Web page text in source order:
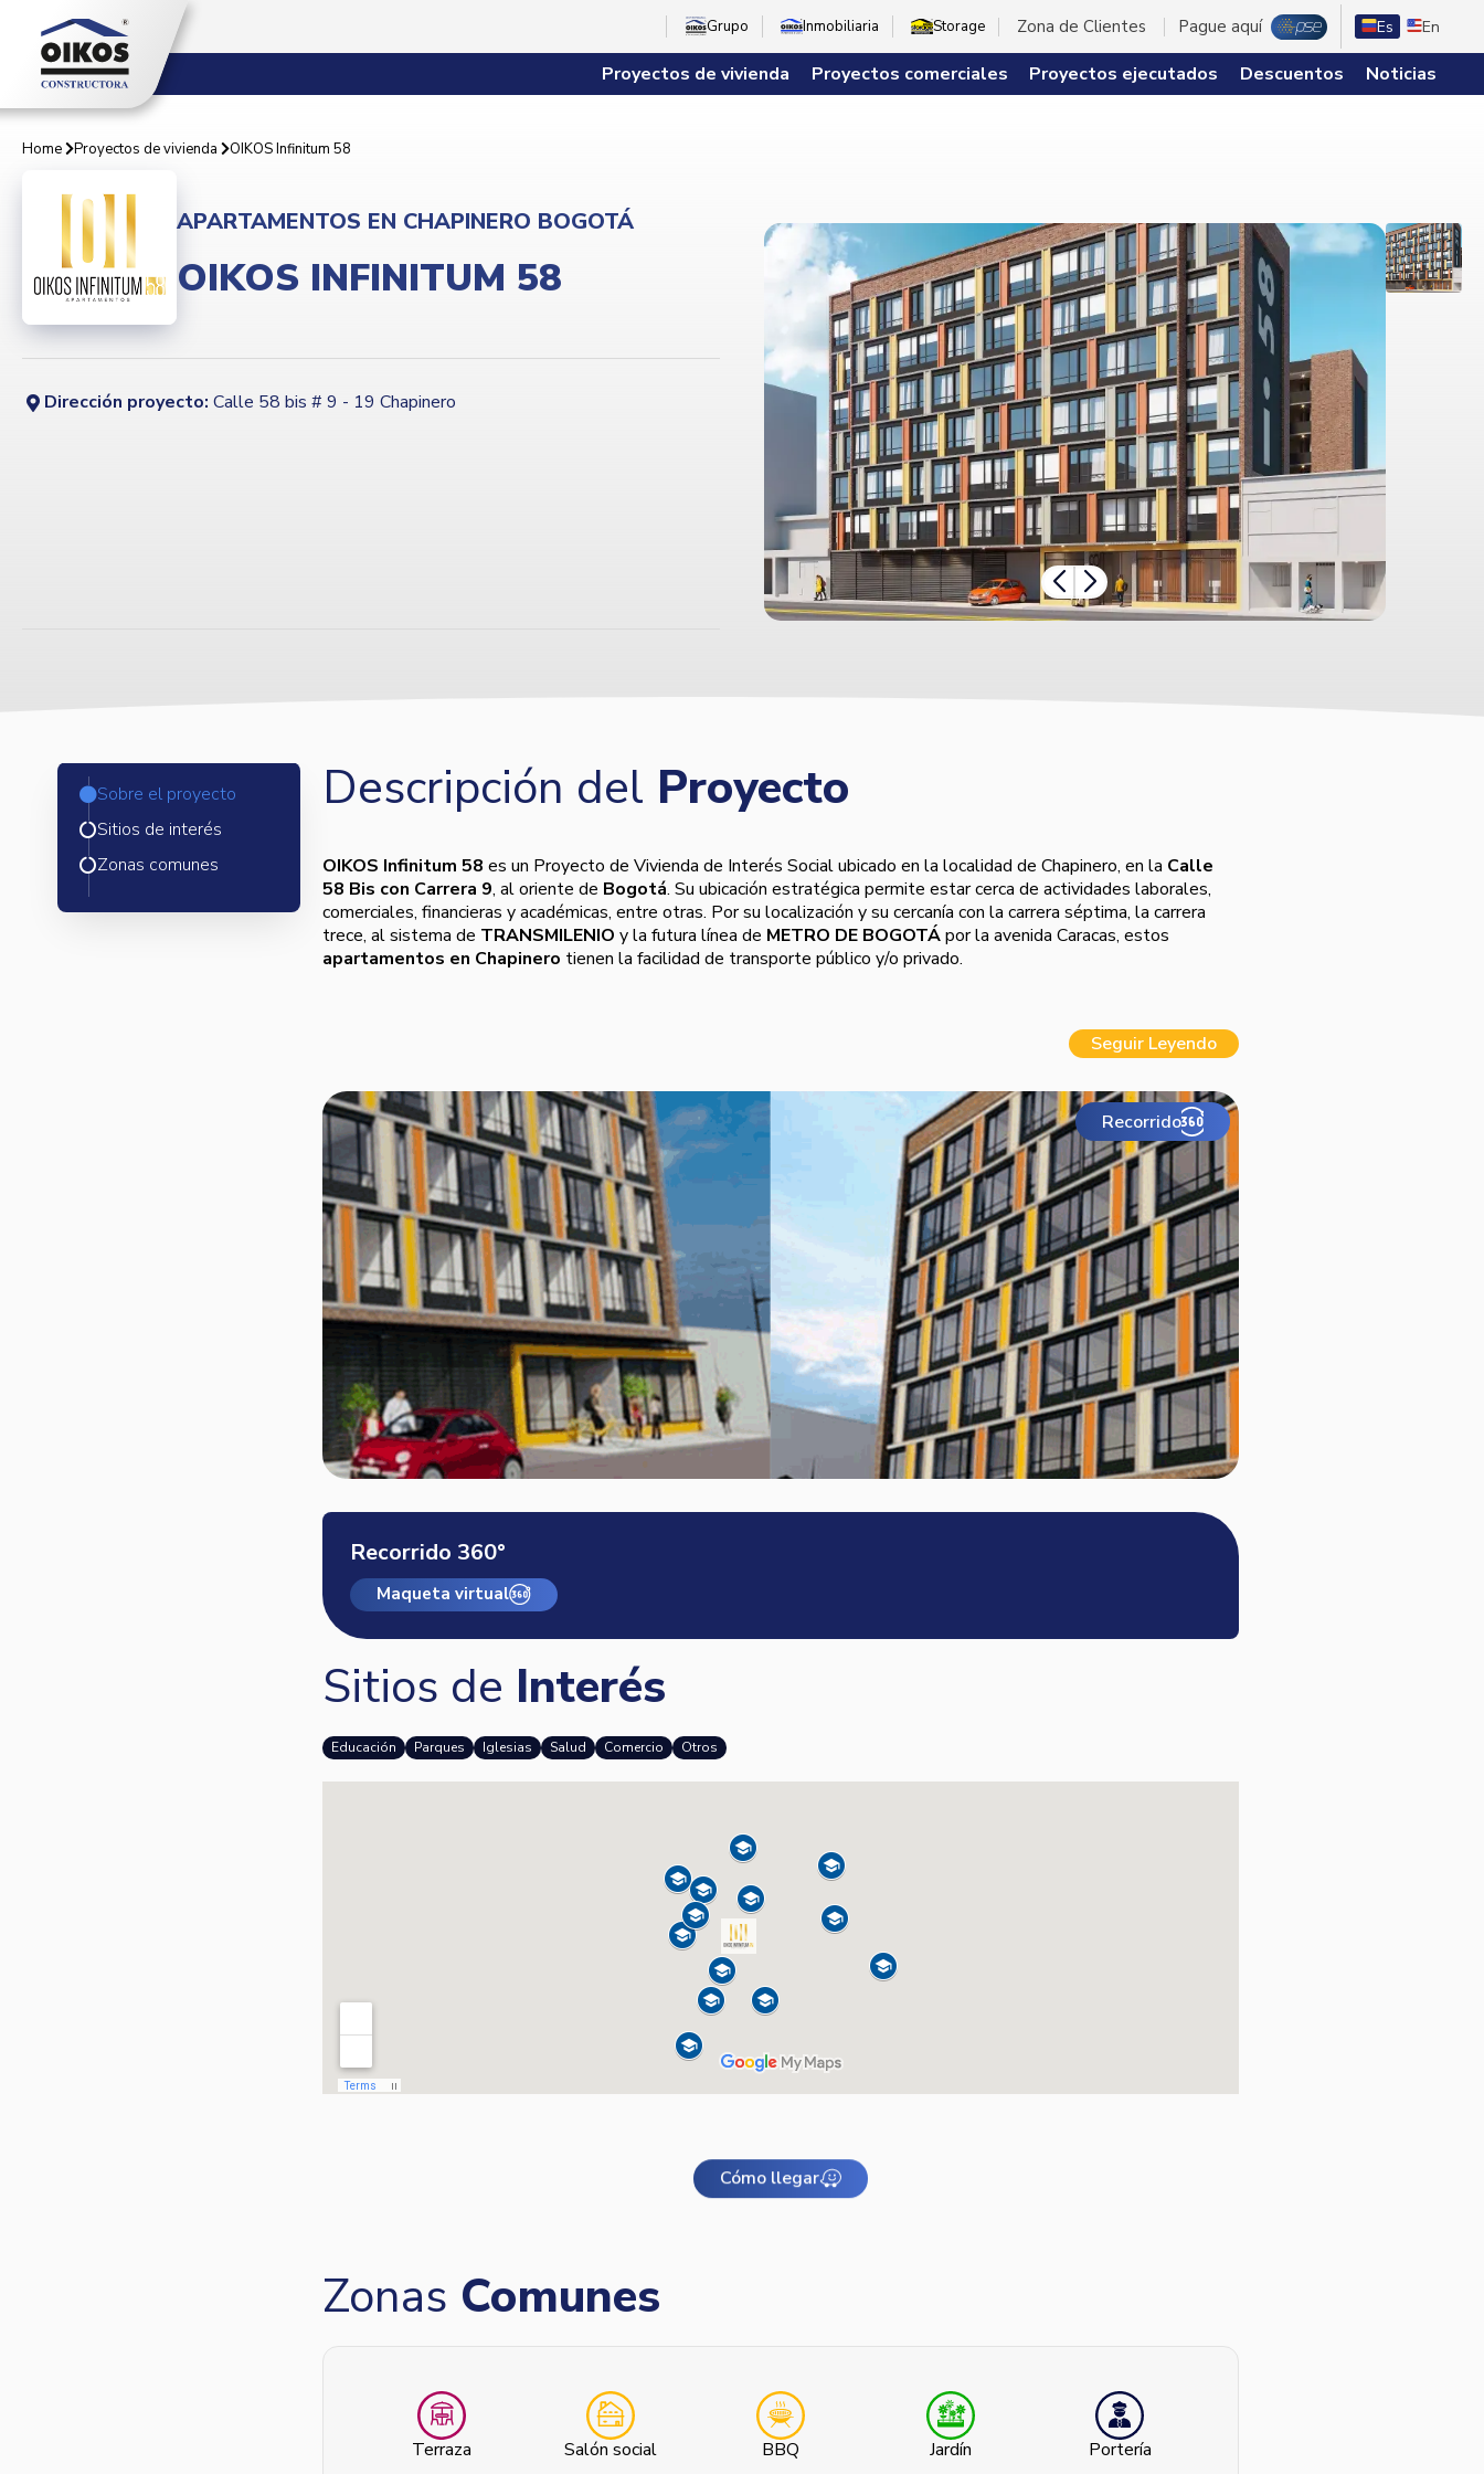
Grupo Inmobiliaria Storage Zona de Clientes Pague aquí Es En
Proyectos de vivienda Proyectos comerciales Proyectos ejecutados Descuentos Noticias
Home Proyectos de vivienda OIKOS Infinitum 58
APARTAMENTOS EN CHAPINERO BOGOTÁ
OIKOS INFINITUM 58
Dirección proyecto: Calle 58 bis # 9 - 19 Chapinero
Sobre el proyecto
Sitios de interés
Zonas comunes
Descripción del Proyecto
OIKOS Infinitum 58 es un Proyecto de Vivienda de Interés Social ubicado en la localidad de Chapinero, en la Calle
58 Bis con Carrera 9, al oriente de Bogotá. Su ubicación estratégica permite estar cerca de actividades laborales,
comerciales, financieras y académicas, entre otras. Por su localización y su cercanía con la carrera séptima, la carrera
trece, al sistema de TRANSMILENIO y la futura línea de METRO DE BOGOTÁpor la avenida Caracas, estos
apartamentos en Chapinero tienen la facilidad de transporte público y/o privado.
zonas de trabajo, espacios técnicos para subestación, planta eléctrica, cuarto de manejo de residuos, co-working, salón
verdes.
Apartamentos:
Tipo A:Área construida21.20 m2y área privada
*Las condiciones finales de la entrega están expuestas en el declaro conocer del comprador.
La información del proyecto puede variar durante el desarrollo del mismo.
Las imágenes expuestas en esta página web corresponden a una representación artística y pueden variar en el proceso de construcción.
* El valor del inmueble esta proyectado en ciento cincuenta salarios legales mensuales vigentes (150 SMLV) del año de escrituración.
Seguir Leyendo
Recorrido
Recorrido 360°
Maqueta virtual
Sitios de Interés
Educación Parques Iglesias Salud Comercio Otros
Cómo llegar
Zonas Comunes
Terraza Salón social BBQ Jardín Portería